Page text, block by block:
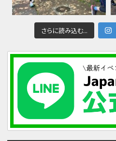
さらに読み込む...